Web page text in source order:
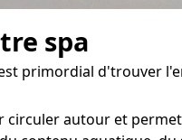
spa
primordial d'trouver
autour et